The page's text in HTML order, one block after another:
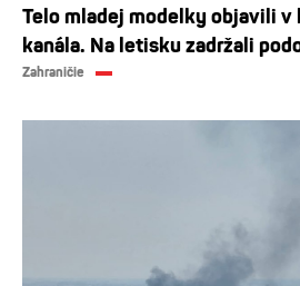
Telo mladej modelky objavili v
kanála. Na letisku zadržali
Zahraničie